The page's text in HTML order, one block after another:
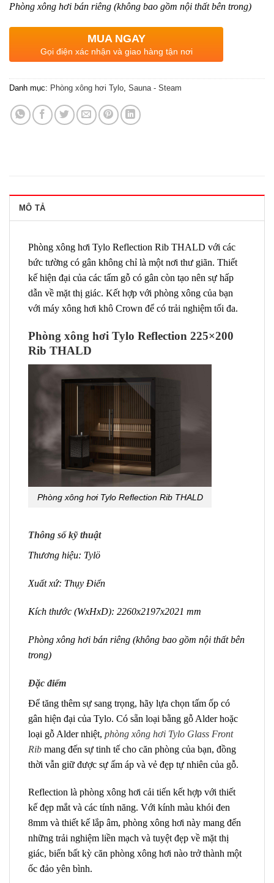
Phòng xông hơi bán riêng (không bao gồm nội thất bên trong)
MUA NGAY
Gọi điện xác nhận và giao hàng tận nơi
Danh mục: Phòng xông hơi Tylo Sauna - Steam
MÔ TẢ
Phòng xông hơi Tylo Reflection Rib THALD với các
bức tường có gân không chỉ là một nơi thư giãn. Thiết
kế hiện đại của các tấm gỗ có gân còn tạo nên sự hấp
dẫn về mặt thị giác. Kết hợp với phòng xông của bạn
với máy xông hơi khô Crown để có trải nghiệm tối đa.
Phòng xông hơi Tylo Reflection 225×200
Rib THALD
Phòng xông hơi Tylo Reflection Rib THALD
Thông số kỹ thuật
Thương hiệu: Tylö
Xuất xứ: Thụy Điển
Kích thước (WxHxD): 2260x2197x2021 mm
Phòng xông hơi bán riêng (không bao gồm nội thất bên
trong)
Đặc điểm
Để tăng thêm sự sang trọng, hãy lựa chọn tấm ốp có
gân hiện đại của Tylo. Có sẵn loại bằng gỗ Alder hoặc
loại gỗ Alder nhiệt, phòng xông hơi Tylo Glass Front
Rib mang đến sự tinh tế cho căn phòng của bạn, đồng
thời vẫn giữ được sự ấm áp và vẻ đẹp tự nhiên của gỗ.
Reflection là phòng xông hơi cải tiến kết hợp với thiết
kế đẹp mắt và các tính năng. Với kính màu khói đen
8mm và thiết kế lắp âm, phòng xông hơi này mang đến
những trải nghiệm liền mạch và tuyệt đẹp về mặt thị
giác, biến bất kỳ căn phòng xông hơi nào trở thành một
ốc đảo yên bình.